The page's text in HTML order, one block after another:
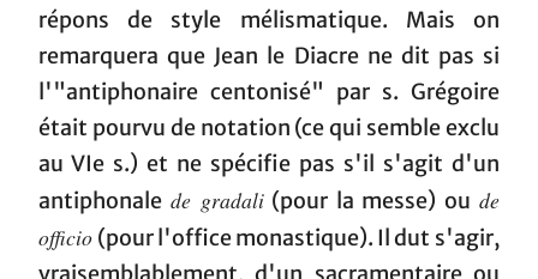
répons de style mélismatique. Mais on
remarquera que Jean le Diacre ne dit pas si
l'"antiphonaire centonisé" par s. Grégoire
était pourvu de notation (ce qui semble exclu
au VIe s.) et ne spécifie pas s'il s'agit d'un
antiphonalede gradali(pour la messe) ou de
officio (pour l'office monastique). Il dut s'agir,